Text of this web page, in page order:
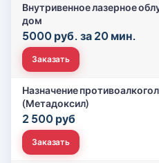
Внутривенное лазерное
дом
5000 руб. за 20 мин.
Заказать
Назначение
(Метадоксил)
2 500 руб
Заказать